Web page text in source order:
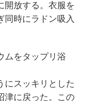
開放する。衣服を
同時にラドン吸入
ムをタップリ浴
にスッキリとした
津に戻った。この